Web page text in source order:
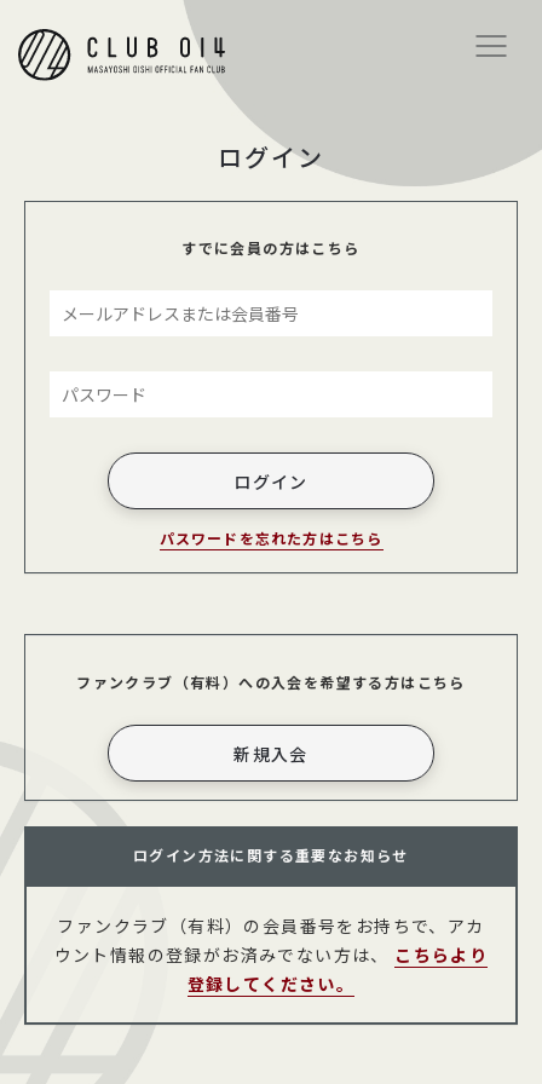
ログイン
すでに会員の方はこちら
パスワードを忘れた方はこちら
ファンクラブ（有料）への入会を希望する方はこちら
ログイン方法に関する重要なお知らせ
ファンクラブ（有料）の会員番号をお持ちで、アカ
ウント情報の登録がお済みでない方は、 こちらより
登録してください。